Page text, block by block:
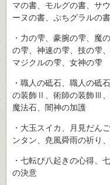
マの書、モルグの書、サ
ーヌの書、ぷちグラルの書
・力の雫、豪腕の雫、魔
の雫、神速の雫、技の雫
マジクルの雫、女神の雫
・職人の砥石、職人の
の装飾Ⅱ、術師の装飾Ⅲ、
魔法石、闇神の加護
・大玉スイカ、月見だん
ンタン、尭風舜雨の祈り
・七転び八起きの心得、
の決意